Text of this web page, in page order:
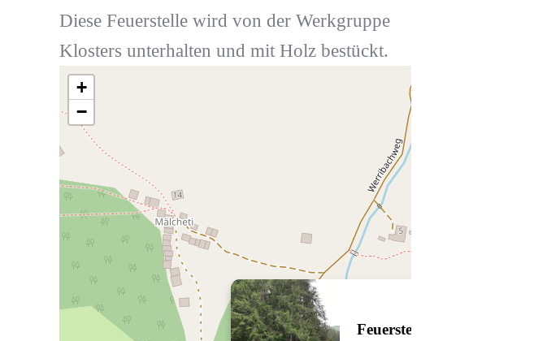
Diese Feuerstelle wird von der Werkgruppe
Klosters unterhalten und mit Holz bestückt.
Feuerstelle Klosters - Mälcheti *
+
−